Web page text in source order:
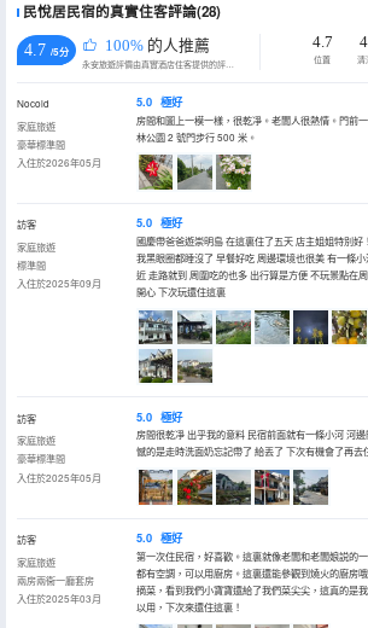
民悅居民宿的真實住客評論(28)
4.7 /5分 100% 的人推薦
永安旅遊評價由真實酒店住客提供的評價。
4.7
位置 清
Nocold
家庭旅遊
豪華標準間
入住於2026年05月
5.0 極好
房間和圖上一模一樣，很乾凈。老闆人很熱情。門前
林公園 2 號門步行 500 米。
訪客
家庭旅遊
標準間
入住於2025年09月
5.0 極好
國慶帶爸爸遊崇明島 在這裏住了五天 店主姐姐特別
我黑眼圈都睡沒了 早餐好吃 周邊環境也很美 有一條
近 走路就到 周圍吃的也多 出行算是方便 不玩景點在
開心 下次玩還住這裏
訪客
家庭旅遊
豪華標準間
入住於2025年05月
5.0 極好
房間很乾凈 出乎我的意料 民宿前面就有一條小河 河
憾的是走時洗面奶忘記帶了 給丟了 下次有機會了再去
訪客
家庭旅遊
兩房兩衞一廳套房
入住於2025年03月
5.0 極好
第一次住民宿，好喜歡。這裏就像老闆和老闆娘説的
都有空調，可以用廚房。這裏還能參觀到燒火的廚房
摘菜，看到我們小寶寶還給了我們菜尖尖，這真的是
以用，下次來還住這裏！